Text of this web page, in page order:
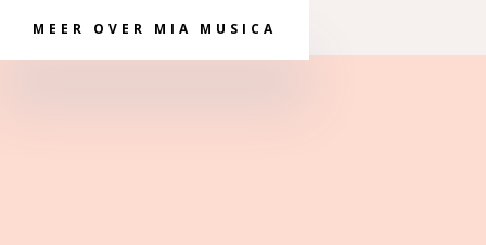
MEER OVER MIA MUSICA